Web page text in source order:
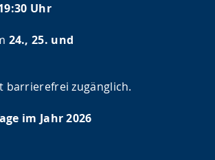
Uhr
24., 25. und
barrierefrei zugänglich.
im Jahr 2026